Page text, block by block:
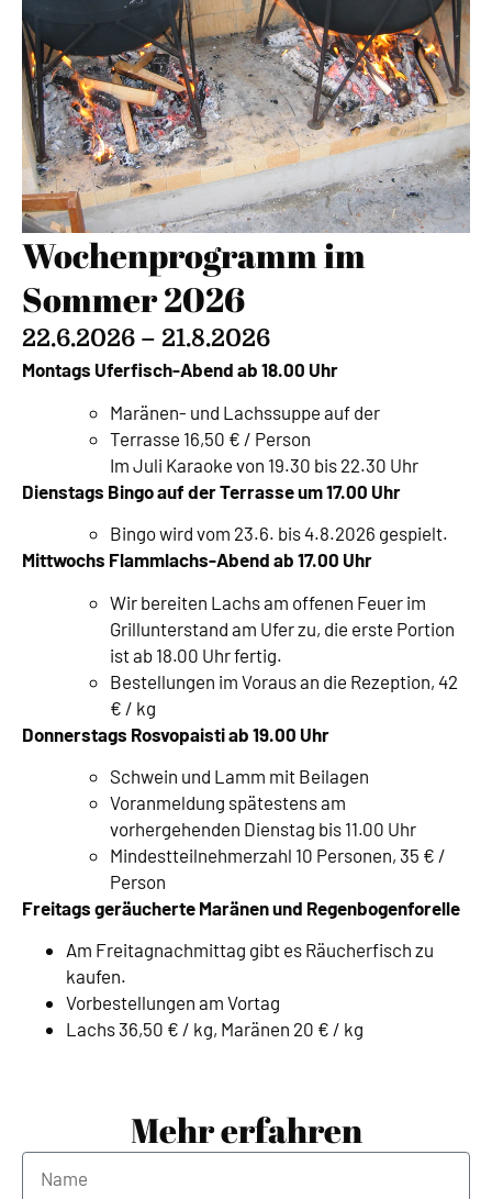
Wochenprogramm im
Sommer 2026
22.6.2026 – 21.8.2026
Montags Uferfisch-Abend ab 18.00 Uhr
Maränen- und Lachssuppe auf der
Terrasse 16,50 € / Person
Im Juli Karaoke von 19.30 bis 22.30 Uhr
Dienstags Bingo auf der Terrasse um 17.00 Uhr
Bingo wird vom 23.6. bis 4.8.2026 gespielt.
Mittwochs Flammlachs-Abend ab 17.00 Uhr
Wir bereiten Lachs am offenen Feuer im
Grillunterstand am Ufer zu, die erste Portion
ist ab 18.00 Uhr fertig.
Bestellungen im Voraus an die Rezeption, 42
€ / kg
Donnerstags Rosvopaisti ab 19.00 Uhr
Schwein und Lamm mit Beilagen
Voranmeldung spätestens am
vorhergehenden Dienstag bis 11.00 Uhr
Mindestteilnehmerzahl 10 Personen, 35 € /
Person
Freitags geräucherte Maränen und Regenbogenforelle
Am Freitagnachmittag gibt es Räucherfisch zu
kaufen.
Vorbestellungen am Vortag
Lachs 36,50 € / kg, Maränen 20 € / kg
Mehr erfahren